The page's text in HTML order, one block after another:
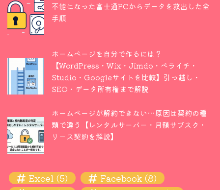
不能になった富士通PCからデータを救出した全
手順
ホームページを自分で作るには？
【WordPress・Wix・Jimdo・ペライチ・
Studio・Googleサイトを比較】引っ越し・
SEO・データ所有権まで解説
ホームページが解約できない…原因は契約の種
類で違う【レンタルサーバー・月額サブスク・
リース契約を解説】
Excel (5) Facebook (8)